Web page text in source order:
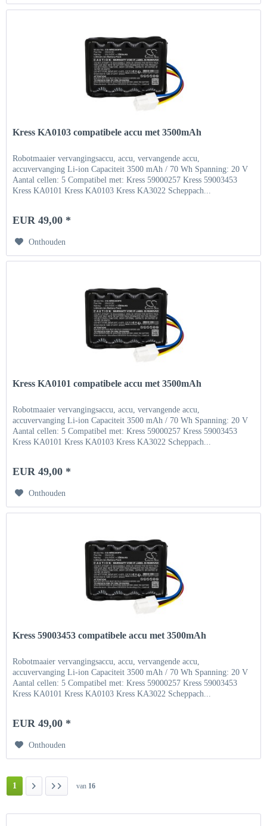
Kress KA0103 compatibele accu met 3500mAh
Robotmaaier vervangingsaccu, accu, vervangende accu,
accuvervanging Li-ion Capaciteit 3500 mAh / 70 Wh Spanning: 20 V
Aantal cellen: 5 Compatibel met: Kress 59000257 Kress 59003453
Kress KA0101 Kress KA0103 Kress KA3022 Scheppach...
EUR 49,00 *
Onthouden
Kress KA0101 compatibele accu met 3500mAh
Robotmaaier vervangingsaccu, accu, vervangende accu,
accuvervanging Li-ion Capaciteit 3500 mAh / 70 Wh Spanning: 20 V
Aantal cellen: 5 Compatibel met: Kress 59000257 Kress 59003453
Kress KA0101 Kress KA0103 Kress KA3022 Scheppach...
EUR 49,00 *
Onthouden
Kress 59003453 compatibele accu met 3500mAh
Robotmaaier vervangingsaccu, accu, vervangende accu,
accuvervanging Li-ion Capaciteit 3500 mAh / 70 Wh Spanning: 20 V
Aantal cellen: 5 Compatibel met: Kress 59000257 Kress 59003453
Kress KA0101 Kress KA0103 Kress KA3022 Scheppach...
EUR 49,00 *
Onthouden
1 van 16